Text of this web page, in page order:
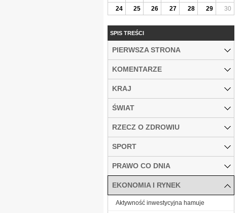
24
25 26 27 28 29 30
SPIS TREŚCI
PIERWSZA STRONA
KOMENTARZE
KRAJ
ŚWIAT
RZECZ O ZDROWIU
SPORT
PRAWO CO DNIA
EKONOMIA I RYNEK
Aktywność inwestycyjna hamuje